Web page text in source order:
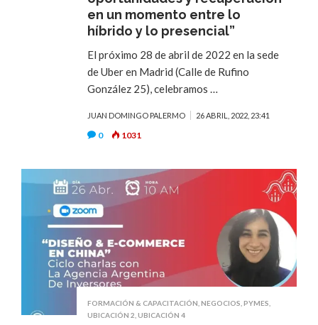
en un momento entre lo
híbrido y lo presencial”
El próximo 28 de abril de 2022 en la sede
de Uber en Madrid (Calle de Rufino
González 25), celebramos …
JUAN DOMINGO PALERMO 26 ABRIL, 2022, 23:41
0 1031
FORMACIÓN & CAPACITACIÓN,NEGOCIOS,PYMES,
UBICACIÓN 2,UBICACIÓN 4